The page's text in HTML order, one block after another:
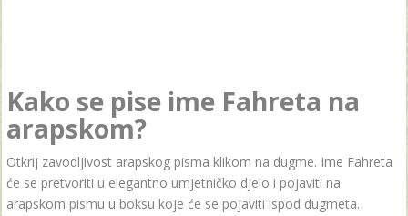
Kako se pise ime Fahreta na
arapskom?
Otkrij zavodljivost arapskog pisma klikom na dugme. Ime Fahreta
će se pretvoriti u elegantno umjetničko djelo i pojaviti na
arapskom pismu u boksu koje će se pojaviti ispod dugmeta.